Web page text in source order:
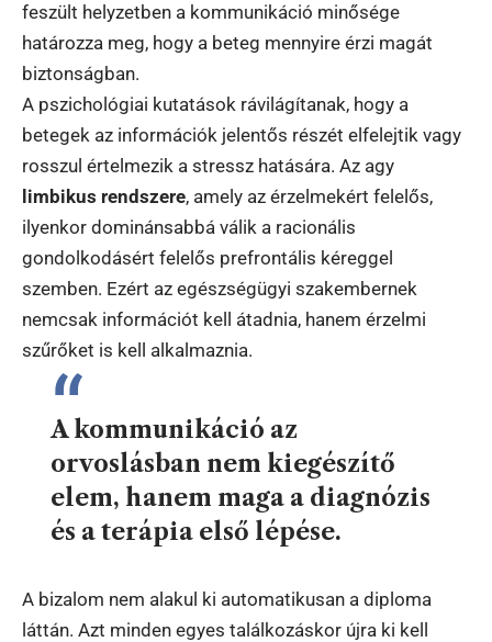
feszült helyzetben a kommunikáció minősége
határozza meg, hogy a beteg mennyire érzi magát
biztonságban.
A pszichológiai kutatások rávilágítanak, hogy a
betegek az információk jelentős részét elfelejtik vagy
rosszul értelmezik a stressz hatására. Az agy
limbikus rendszere, amely az érzelmekért felelős,
ilyenkor dominánsabbá válik a racionális
gondolkodásért felelős prefrontális kéreggel
szemben. Ezért az egészségügyi szakembernek
nemcsak információt kell átadnia, hanem érzelmi
szűrőket is kell alkalmaznia.
A kommunikáció az
orvoslásban nem kiegészítő
elem, hanem maga a diagnózis
és a terápia első lépése.
A bizalom nem alakul ki automatikusan a diploma
láttán. Azt minden egyes találkozáskor újra ki kell